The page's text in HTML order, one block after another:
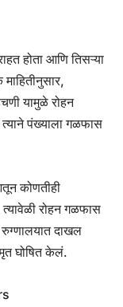
होता आणि तिसऱ्या
यामुळे रोहन
त्याने पंख्याला गळफास
कोणतीही
रोहन गळफास
दाखल
घोषित केलं.